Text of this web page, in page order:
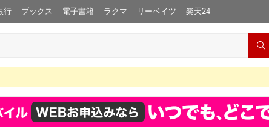
行 ブックス 電子書籍 ラクマ リーベイツ 楽天24